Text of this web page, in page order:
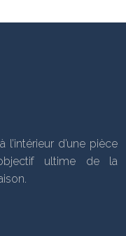
d’une pièce
ultime de la